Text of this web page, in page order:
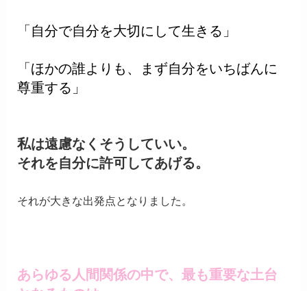
「 自分で自分を大切にして生きる」
「ほかの誰よりも、まず自分をいちばんに
尊重する」
私は遠慮なくそうしていい。
それを自分に許可してあげる。
それが大きな出発点となりました。
あらゆる人間関係の中で、最も重要な土台